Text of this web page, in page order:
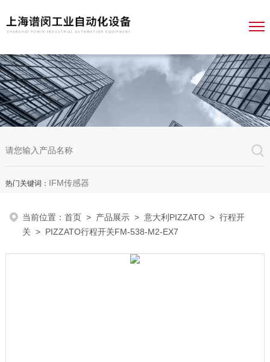
热门关键词： IFM传感器
当前位置：首页 > 产品展示 >意大利PIZZATO >行程开
关 > PIZZATO行程开关FM-538-M2-EX7